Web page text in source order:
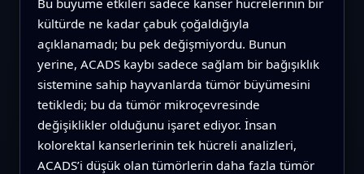
kültürde ne kadar çabuk çoğaldığıyla
açıklanamadı; bu pek değişmiyordu. Bunun
yerine, ACADS kaybı sadece sağlam bir bağışıklık
sistemine sahip hayvanlarda tümör büyümesini
tetikledi; bu da tümör mikroçevresinde
değişiklikler olduğunu işaret ediyor. İnsan
kolorektal kanserlerinin tek hücreli analizleri,
ACADS’i düşük olan tümörlerin daha fazla tümör